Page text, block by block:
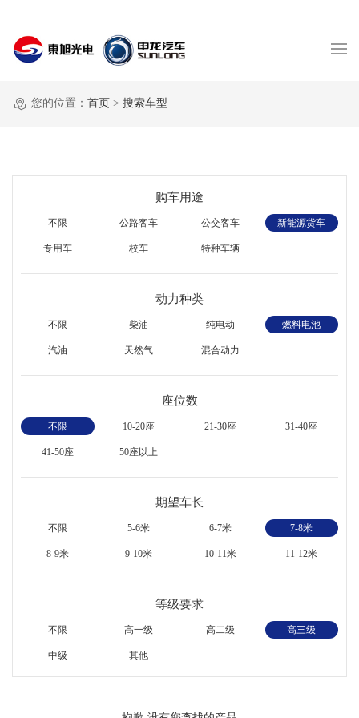
您的位置： 首页 > 搜索车型
购车用途
不限 公路客车 公交客车 新能源货车
专用车 校车 特种车辆
动力种类
不限 柴油 纯电动 燃料电池
汽油 天然气 混合动力
座位数
不限 10-20座 21-30座 31-40座
41-50座 50座以上
期望车长
不限 5-6米 6-7米 7-8米
8-9米 9-10米 10-11米 11-12米
等级要求
不限 高一级 高二级 高三级
中级 其他